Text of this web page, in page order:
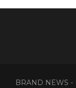
BRAND NEWS -